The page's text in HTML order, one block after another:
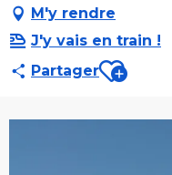
M'y rendre
J'y vais en train !
PartagerAjouter